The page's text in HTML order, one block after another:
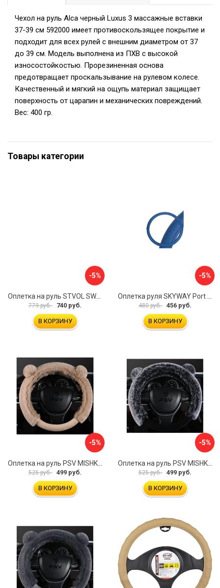
Чехол на руль Alca черный Luxus 3 массажные вставки
37-39 см 592000 имеет противоскользящее покрытие и
подходит для всех рулей с внешним диаметром от 37
до 39 см. Модель выполнена из ПХВ с высокой
износостойкостью. Прорезиненная основа
предотвращает проскальзывание на рулевом колесе.
Качественный и мягкий на ощупь материал защищает
поверхность от царапин и механических повреждений.
Вес: 400 гр.
Товары категории
-5%
779 руб. 740 руб.
В КОРЗИНУ
-5%
480 руб. 456 руб.
В КОРЗИНУ
-5%
Оплетка на руль PSV MISHKA Premium 136099
525 руб. 499 руб.
В КОРЗИНУ
-5%
Оплетка на руль PSV MISHKA Premium 136095
525 руб. 499 руб.
В КОРЗИНУ